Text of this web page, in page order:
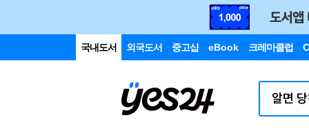
국내도서 외국도서 중고샵 eBook 크레마클럽